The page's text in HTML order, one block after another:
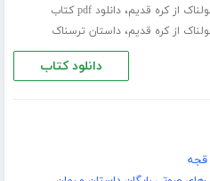
از کره قدیم،
دانلود pdf کتاب
از کره قدیم،داستان ترسناک
دانلود کتاب
قجه